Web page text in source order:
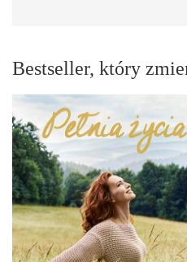
Bestseller, który